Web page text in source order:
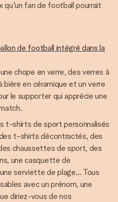
qu'un fan de football pourrait
de football intégré dans la
chope en verre, des verres à
bière en céramique et un verre
le supporter qui apprécie une
t-shirts de sport personnalisés
t-shirts décontractés, des
chaussettes de sport, des
une casquette de
serviette de plage… Tous
avec un prénom, une
diriez-vous de nos